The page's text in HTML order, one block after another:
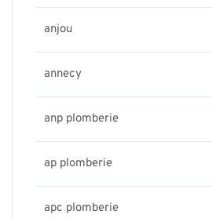
anjou
annecy
anp plomberie
ap plomberie
apc plomberie